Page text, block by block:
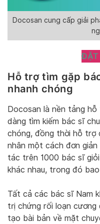
Docosan cung cấp giải
ĐẶT
Hỗ trợ tìm gặp
nhanh chóng
Docosan là nền tảng
dàng tìm kiếm bác sĩ
chóng, đồng thời hỗ trợ
nhân một cách đơn
tác trên 1000 bác sĩ
khác nhau, trong đó
Tất cả các bác sĩ Nam
trị chứng rối loạn cương
tạo bài bản về mặt